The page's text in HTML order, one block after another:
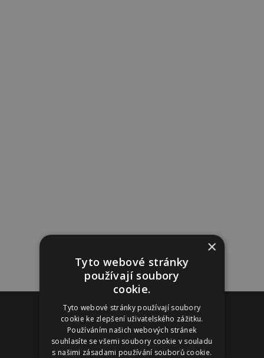
×
Tyto webové stránky
používají soubory
cookie.
Tyto webové stránky používají soubory
cookie ke zlepšení uživatelského zážitku.
Používáním našich webových stránek
souhlasíte se všemi soubory cookie v souladu
s našimi zásadami používání souborů cookie.